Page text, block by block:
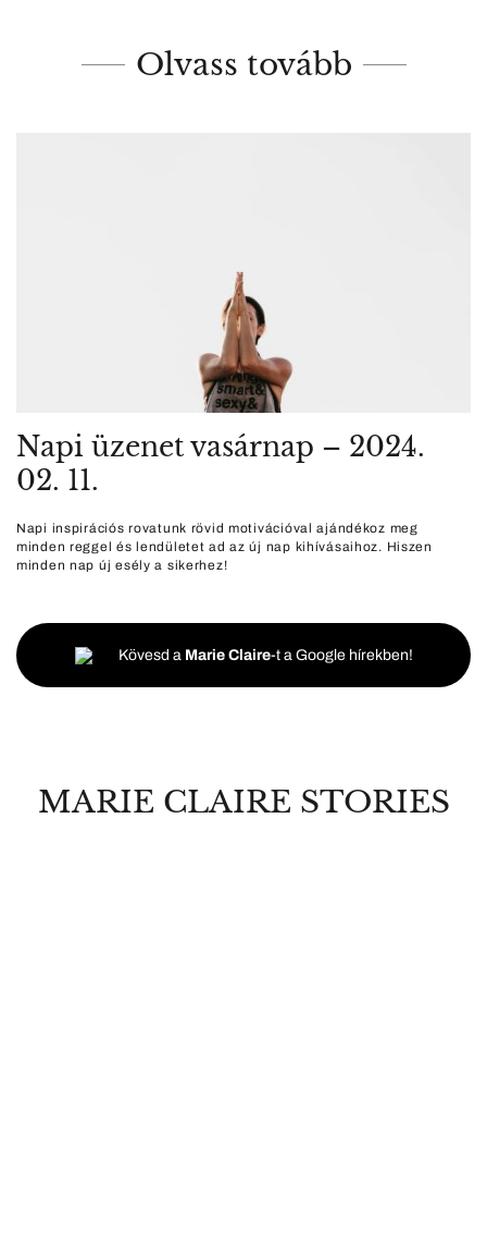
Olvass tovább
Napi üzenet vasárnap – 2024.
02. 11.
Napi inspirációs rovatunk rövid motivációval ajándékoz meg
minden reggel és lendületet ad az új nap kihívásaihoz. Hiszen
minden nap új esély a sikerhez!
Kövesd a Marie Claire-t a Google hírekben!
MARIE CLAIRE STORIES